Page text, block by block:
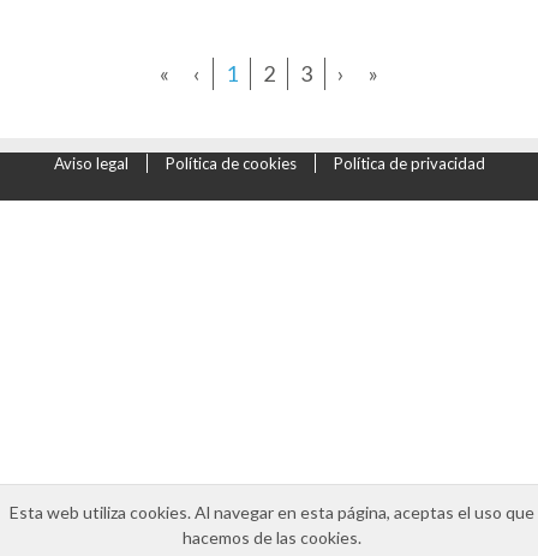
« ‹ 1 2 3 › »
Aviso legal Política de cookies Política de privacidad
Esta web utiliza cookies. Al navegar en esta página, aceptas el uso que
hacemos de las cookies.